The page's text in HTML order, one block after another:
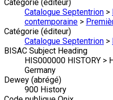
Catégorie (éditeur)
Catalogue Septentrion >
contemporaine >
Catégorie (éditeur)
Catalogue Septentrion >
BISAC Subject Heading
HIS000000 HISTORY >
Germany
Dewey (abrégé)
900 History